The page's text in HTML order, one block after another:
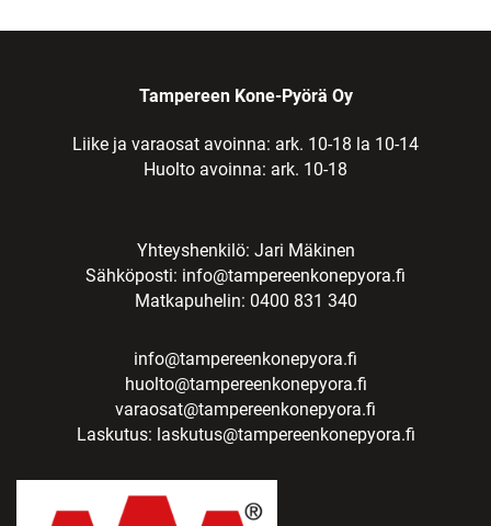
Tampereen Kone-Pyörä Oy
Liike ja varaosat avoinna: ark. 10-18 la 10-14
Huolto avoinna: ark. 10-18
Yhteyshenkilö: Jari Mäkinen
Sähköposti: info@tampereenkonepyora.fi
Matkapuhelin: 0400 831 340
info@tampereenkonepyora.fi
huolto@tampereenkonepyora.fi
varaosat@tampereenkonepyora.fi
Laskutus: laskutus@tampereenkonepyora.fi